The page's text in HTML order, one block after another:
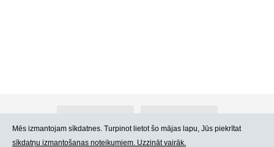
Mēs izmantojam sīkdatnes. Turpinot lietot šo mājas lapu, Jūs piekrītat
sīkdatņu izmantošanas noteikumiem. Uzzināt vairāk.